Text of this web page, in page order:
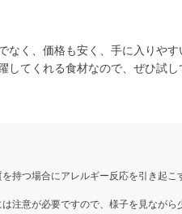
なく、価格も安く、手に入りや
してくれる食材なので、ぜひ試し
持つ場合にアレルギー反応を引き起こ
注意が必要ですので、様子を見ながら